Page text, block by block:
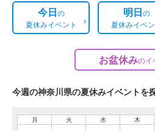
今日の
夏休みイベント
明日の
夏休みイベ
お盆休みのイ
今週の神奈川県の夏休みイベントを
月 火 水 木